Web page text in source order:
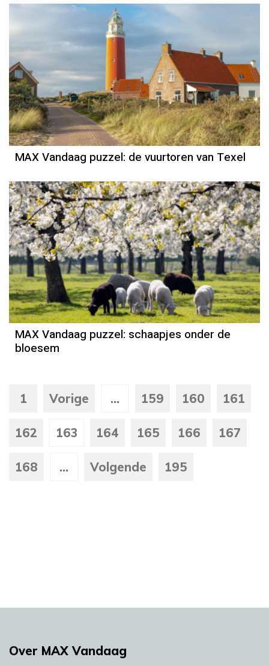
MAX Vandaag puzzel: de vuurtoren van Texel
MAX Vandaag puzzel: schaapjes onder de
bloesem
1 Vorige ... 159 160 161
162 163 164 165 166 167
168 ... Volgende 195
Over MAX Vandaag